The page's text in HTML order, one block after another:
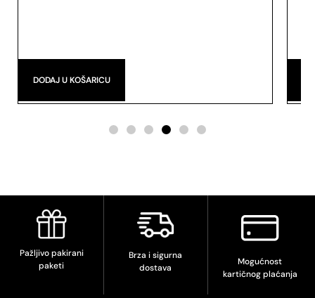
DODAJ U KOŠARICU
Pažljivo pakirani
paketi
Brza i sigurna
dostava
Mogućnost
kartičnog plaćanja